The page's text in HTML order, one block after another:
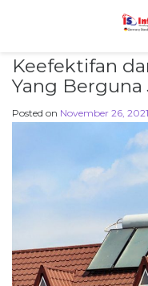
Keefektifan
Yang
Posted on November 26, 2021